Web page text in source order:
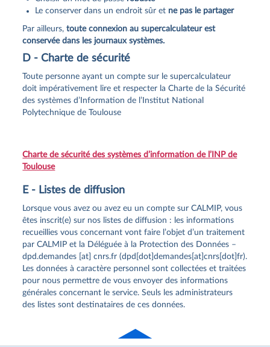
Le conserver dans un endroit sûr et ne pas le partager
Par ailleurs,toute connexion au supercalculateur est
conservée dans les journaux systèmes.
D - Charte de sécurité
Toute personne ayant un compte sur le supercalculateur
doit impérativement lire et respecter la Charte de la Sécurité
des systèmes d’Information de l’Institut National
Polytechnique de Toulouse
Charte de sécurité des systèmes d’information de l’INP de
Toulouse
E - Listes de diffusion
Lorsque vous avez ou avez eu un compte sur CALMIP, vous
êtes inscrit(e) sur nos listes de diffusion : les informations
recueillies vous concernant vont faire l’objet d’un traitement
par CALMIP et la Déléguée à la Protection des Données –
dpd.demandes [at]cnrs.fr (dpd[dot]demandes[at]cnrs[dot]fr).
Les données à caractère personnel sont collectées et traitées
pour nous permettre de vous envoyer des informations
générales concernant le service. Seuls les administrateurs
des listes sont destinataires de ces données.